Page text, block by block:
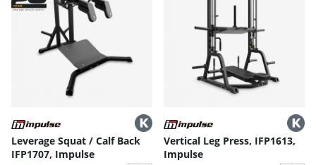
Leverage Squat / Calf Back
IFP1707, Impulse
Vertical Leg Press, IFP1613,
Impulse